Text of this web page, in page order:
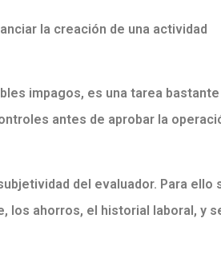
la creación de una actividad
impagos, es una tarea
antes de aprobar la
del evaluador. Para ello
ahorros, el historial laboral, y